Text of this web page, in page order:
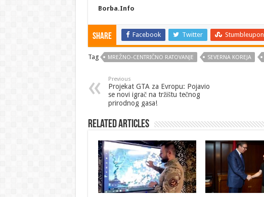
Borba.Info
Share Facebook Twitter Stumbleupon
Tag MREŽNO-CENTRIČNO RATOVANJE SEVERNA KOREJA
Previous
Projekat GTA za Evropu: Pojavio
se novi igrač na tržištu tečnog
prirodnog gasa!
Related Articles